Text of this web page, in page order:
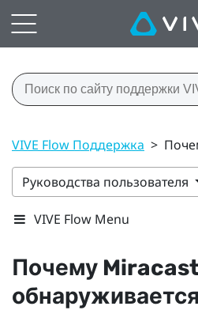
VIVE Flow Поддержка >
Руководства пользователя
VIVE Flow Menu
Почему